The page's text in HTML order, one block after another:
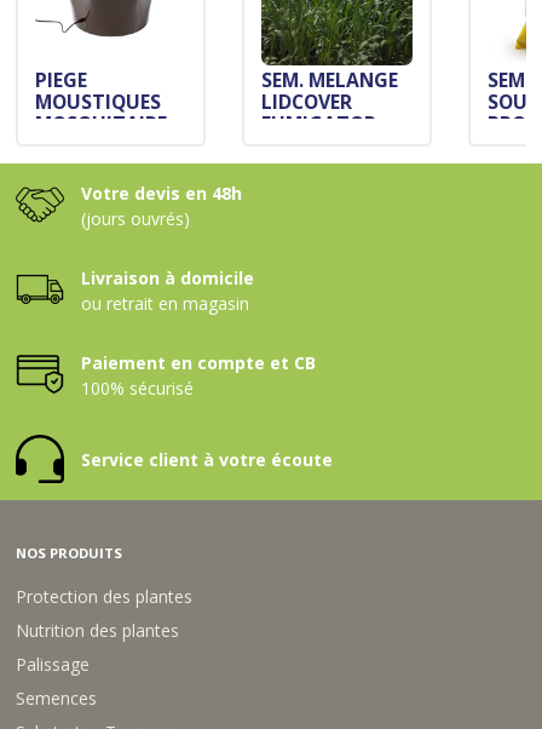
PIEGE
MOUSTIQUES
MOSQUITAIRE
BIOGENTS
150M2
SEM. MELANGE
LIDCOVER
FUMIGATOR
SAC10KG
SEM.
Votre devis en 48h
(jours ouvrés)
Livraison à domicile
ou retrait en magasin
Paiement en compte et CB
100% sécurisé
Service client à votre écoute
NOS PRODUITS
Protection des plantes
Nutrition des plantes
Palissage
Semences